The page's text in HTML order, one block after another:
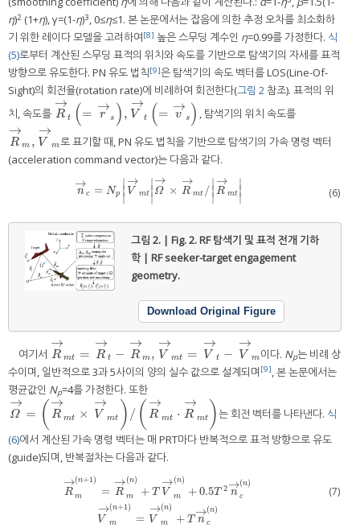
η)2 (1+η), γ=(1-η)3, 0≤η≤1. 본 논문에서는 잡음에 의한 추정 오차를 최소화하
기 위한 레이다 모델을 고려하여 [8] 높은 스무딩 계수인 η=0.99를 가정한다. 식
(5)로부터 계산된 스무딩 표적의 위치와 속도를 기반으로 탐색기의 자세를 표적
방향으로 유도한다. PN 유도 법칙[9]은 탐색기의 속도 벡터를 LOS(Line-Of-
Sight)의 회전율(rotation rate)에 비례하여 회전한다(그림 2 참조). 표적의 위
치, 속도를 R
→
t (= r
→
s ) , V
→
t (= v
→
s )
R→t = → ,V → t=v → s , 탐색기의 위치 속도를
R
→
m , V
→
m
R→m, V→ m로 표기할 때, PN 유도 법칙을 기반으로 탐색기의 가속 명령 벡터
(acceleration command vector)는 다음과 같다.
n
→
c = Np
∣
∣
∣ V
→
mt
∣
∣
∣ Ω
→
× R
→
mt /
∣
∣
∣ R
→
mt
∣
∣
∣
n →c =Np V→mtΩ→ ×R →mt/R →mt (6)
그림 2. | Fig. 2.RF 탐색기 및 표적 전개 기하
학 | RF seeker-target engagement
geometry.
Download Original Figure
여기서 R
→
mt = R
→
t − R
→
m , V
→
mt = V
→
t − V
→
m
R→m =R →t−R → m,V→mt=V→ t−V →m 이다. Np는 비례 상
수이며, 일반적으로 3과 5사이의 양의 실수 값으로 설계되며 [9], 본 논문에서는
평균값인 Np=4를 가정한다. 또한
Ω
→
= ( R
→
mt × V
→
mt ) / ( R
→
mt ⋅ R
→
mt )
Ω→ =R → mt×V→m /R→m t· R→ mt 는 회전 벡터를 나타낸다. 식
(6)에서 계산된 가속 명령 벡터는 매 PRT마다 반복적으로 표적 방향으로 유도
(guide)되며, 반복절차는 다음과 같다.
R
→(n+1)
m = R
→(n)
m + T V
→(n)
m +0.5T 2 n
→(n)
c
V
→(n+1)
m = V
→(n)
m + T n
→(n)
c
→m R→ mn T mn+ 0.5 → →c n
(7)